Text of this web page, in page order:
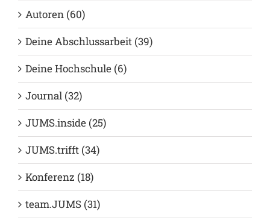
Autoren (60)
Deine Abschlussarbeit (39)
Deine Hochschule (6)
Journal (32)
JUMS.inside (25)
JUMS.trifft (34)
Konferenz (18)
team.JUMS (31)